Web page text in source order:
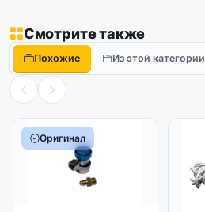
Смотрите также
Похожие Из этой категории
Оригинал